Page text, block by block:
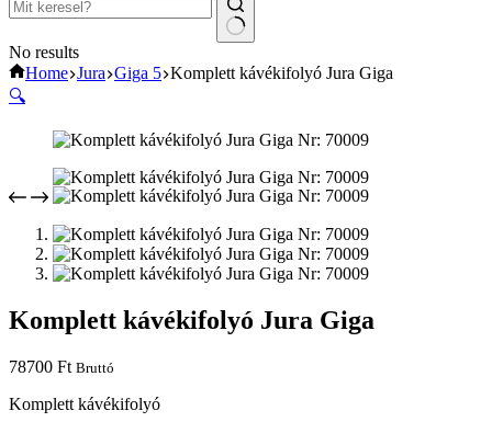
No results
Home Jura Giga 5 Komplett kávékifolyó Jura Giga
🔍
Komplett kávékifolyó Jura Giga
78700 Ft Bruttó
Komplett kávékifolyó